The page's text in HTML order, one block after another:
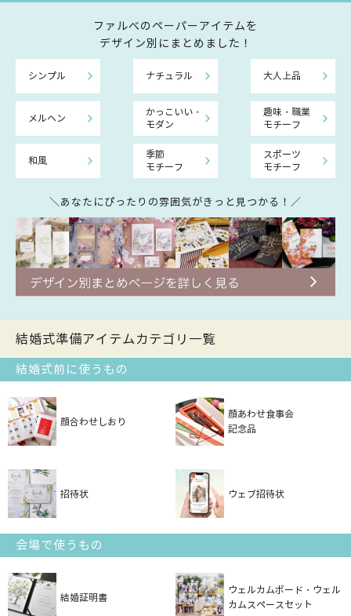
ファルべのペーパーアイテムを
デザイン別にまとめました！
シンプル ナチュラル 大人上品
メルヘン
かっこいい・
モダン
趣味・職業
モチーフ
和風
季節
モチーフ
スポーツ
モチーフ
＼あなたにぴったりの雰囲気がきっと見つかる！／
結婚式準備アイテムカテゴリ一覧
結婚式前に使うもの
顔合わせしおり
顔あわせ食事会
記念品
招待状 ウェブ招待状
会場で使うもの
結婚証明書
ウェルカムボード・ウェル
カムスペースセット